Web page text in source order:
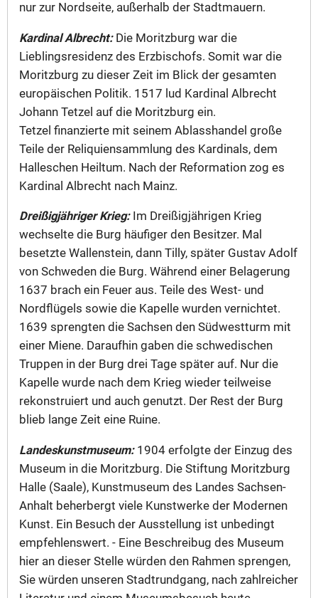
nur zur Nordseite, außerhalb der Stadtmauern.
Kardinal Albrecht:Die Moritzburg war die
Lieblingsresidenz des Erzbischofs. Somit war die
Moritzburg zu dieser Zeit im Blick der gesamten
europäischen Politik. 1517 lud Kardinal Albrecht
Johann Tetzel auf die Moritzburg ein.
Tetzel finanzierte mit seinem Ablasshandel große
Teile der Reliquiensammlung des Kardinals, dem
Halleschen Heiltum. Nach der Reformation zog es
Kardinal Albrecht nach Mainz.
Dreißigjähriger Krieg:Im Dreißigjährigen Krieg
wechselte die Burg häufiger den Besitzer. Mal
besetzte Wallenstein, dann Tilly, später Gustav Adolf
von Schweden die Burg. Während einer Belagerung
1637 brach ein Feuer aus. Teile des West- und
Nordflügels sowie die Kapelle wurden vernichtet.
1639 sprengten die Sachsen den Südwestturm mit
einer Miene. Daraufhin gaben die schwedischen
Truppen in der Burg drei Tage später auf. Nur die
Kapelle wurde nach dem Krieg wieder teilweise
rekonstruiert und auch genutzt. Der Rest der Burg
blieb lange Zeit eine Ruine.
Landeskunstmuseum:1904 erfolgte der Einzug des
Museum in die Moritzburg. Die Stiftung Moritzburg
Halle (Saale), Kunstmuseum des Landes Sachsen-
Anhalt beherbergt viele Kunstwerke der Modernen
Kunst. Ein Besuch der Ausstellung ist unbedingt
empfehlenswert. - Eine Beschreibug des Museum
hier an dieser Stelle würden den Rahmen sprengen,
Sie würden unseren Stadtrundgang, nach zahlreicher